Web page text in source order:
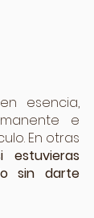
esencia,
e
En otras
estuvieras
sin darte